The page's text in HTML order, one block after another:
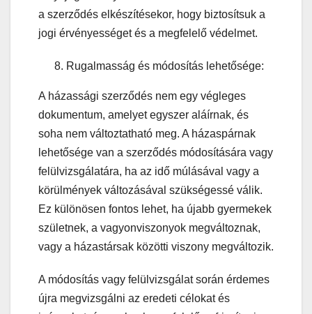
a szerződés elkészítésekor, hogy biztosítsuk a
jogi érvényességet és a megfelelő védelmet.
Rugalmasság és módosítás lehetősége:
A házassági szerződés nem egy végleges
dokumentum, amelyet egyszer aláírnak, és
soha nem változtatható meg. A házaspárnak
lehetősége van a szerződés módosítására vagy
felülvizsgálatára, ha az idő múlásával vagy a
körülmények változásával szükségessé válik.
Ez különösen fontos lehet, ha újabb gyermekek
születnek, a vagyonviszonyok megváltoznak,
vagy a házastársak közötti viszony megváltozik.
A módosítás vagy felülvizsgálat során érdemes
újra megvizsgálni az eredeti célokat és